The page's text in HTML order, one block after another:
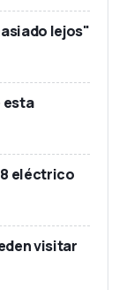
lejos"
esta
eléctrico
visitar